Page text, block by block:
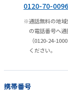
0120-70-0096
通話無料の地
の電話番号へ
（0120-24-
ください。
携帯番号